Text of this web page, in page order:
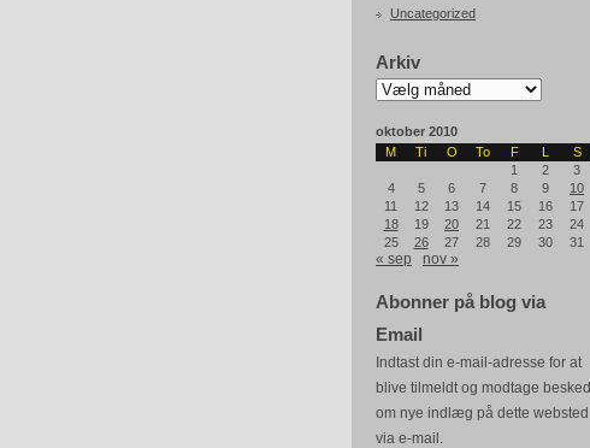
Uncategorized
Arkiv
Arkiv
oktober 2010
M
Ti O To F L
S
1
2
3
4
5 6 7 8 9
10
11
12 13 14 15 16
17
18
19 20 21 22 23
24
25
26 27 28 29 30 31
« sep nov »
Abonner på blog via
Email
Indtast din e-mail-adresse for at
blive tilmeldt og modtage besked
om nye indlæg på dette websted
via e-mail.